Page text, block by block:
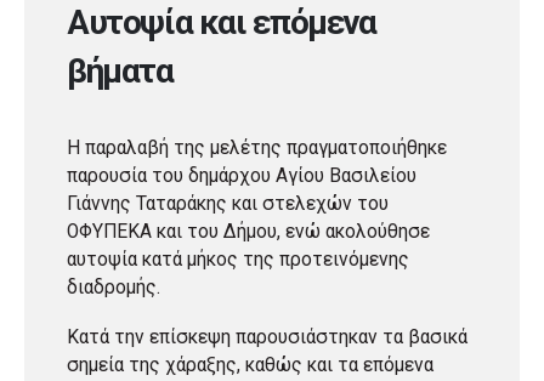
Αυτοψία και επόμενα
βήματα
Η παραλαβή της μελέτης πραγματοποιήθηκε
παρουσία του δημάρχου Αγίου Βασιλείου
Γιάννης Ταταράκης και στελεχών του
ΟΦΥΠΕΚΑ και του Δήμου, ενώ ακολούθησε
αυτοψία κατά μήκος της προτεινόμενης
διαδρομής.
Κατά την επίσκεψη παρουσιάστηκαν τα βασικά
σημεία της χάραξης, καθώς και τα επόμενα